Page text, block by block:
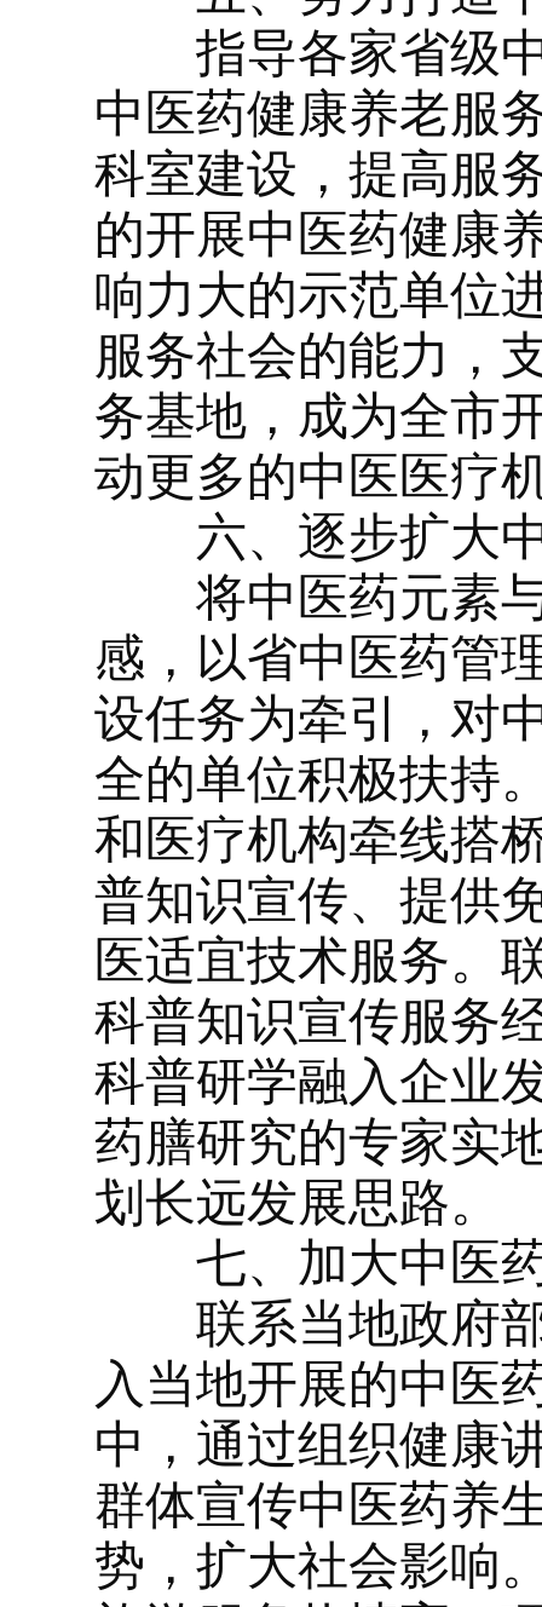
指导各家省级中
中医药健康养老服
科室建设，提高服
的开展中医药健康
响力大的示范单位
服务社会的能力，
务基地，成为全市
动更多的中医医疗
六、逐步扩大中
将中医药元素与
感，以省中医药管
设任务为牵引，对
全的单位积极扶持
和医疗机构牵线搭
普知识宣传、提供
医适宜技术服务。
科普知识宣传服务
科普研学融入企业
药膳研究的专家实
划长远发展思路。
七、加大中医药
联系当地政府部
入当地开展的中医
中，通过组织健康
群体宣传中医药养
势，扩大社会影响